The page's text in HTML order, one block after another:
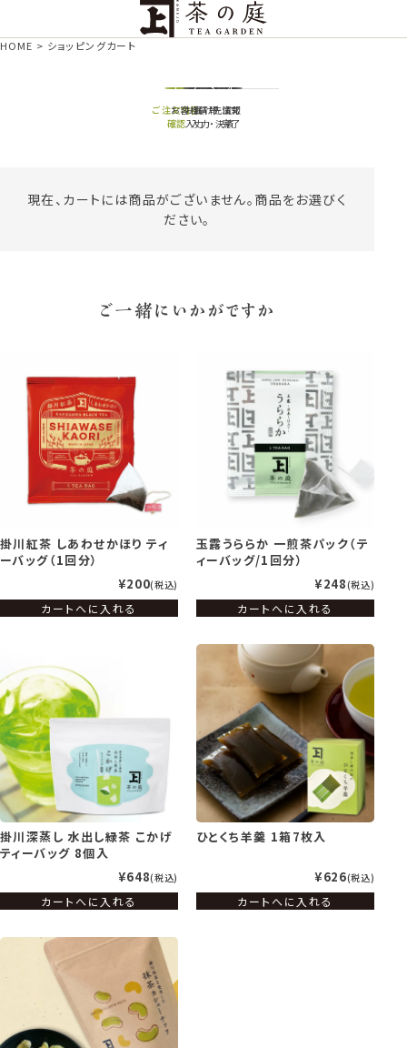
HOME ショッピングカート
1
ご注文内容
確認
2
お客様情報
入力
3
お届け先情報
入力・決済
4
注文
完了
現在、カートには商品がございません。商品をお選びく
ださい。
ご一緒にいかがですか
掛川紅茶 しあわせかほり ティ
ーバッグ（1回分）
¥200 税込
カートへに入れる
玉露うららか 一煎茶パック（テ
ィーバッグ/1回分）
¥248 税込
カートへに入れる
掛川深蒸し 水出し緑茶 こかげ
ティーバッグ 8個入
¥648 税込
カートへに入れる
ひとくち羊羹 1箱7枚入
¥626 税込
カートへに入れる